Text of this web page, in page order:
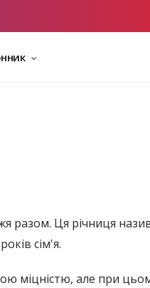
разом. Ця річниця
сім'я.
міцністю, але при